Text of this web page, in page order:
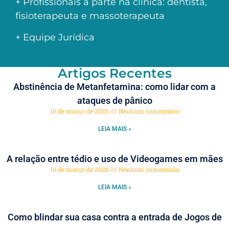
fisioterapeuta e massoterapeuta
+ Equipe Jurídica
Artigos Recentes
Abstinência de Metanfetamina: como lidar com a
ataques de pânico
10 de março de 2026 Nenhum comentário
LEIA MAIS »
A relação entre tédio e uso de Videogames em mães
10 de março de 2026 Nenhum comentário
LEIA MAIS »
Como blindar sua casa contra a entrada de Jogos de